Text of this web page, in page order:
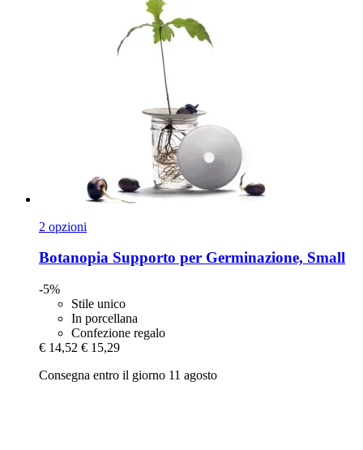
2 opzioni
Botanopia Supporto per Germinazione, Small
-5%
Stile unico
In porcellana
Confezione regalo
€ 14,52 € 15,29
Consegna entro il giorno 11 agosto